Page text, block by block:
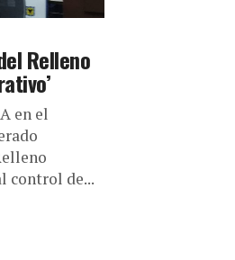
Relleno
en el
control de...